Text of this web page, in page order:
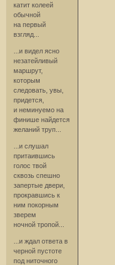
катит колеей
обычной
на первый
взгляд...
...и видел ясно
незатейливый
маршрут,
которым
следовать, увы,
придется,
и неминуемо на
финише найдется
желаний труп...
...и слушал
притаившись
голос твой
сквозь спешно
запертые двери,
прокравшись к
ним покорным
зверем
ночной тропой...
...и ждал ответа в
черной пустоте
под ниточного